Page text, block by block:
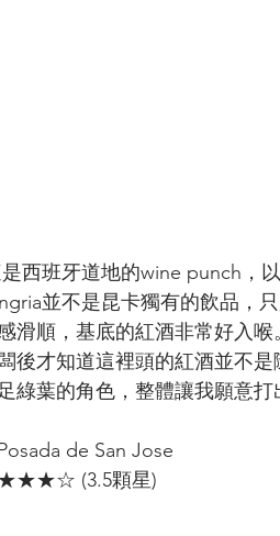
西班牙道地的wine punch，
並不是昆卡獨有的飲品，
滑順，基底的紅酒非常好入喉
後才知道這裡頭的紅酒並不
綠葉的角色，整體讓我願意打
de San Jose
★★★☆ (3.5顆星)